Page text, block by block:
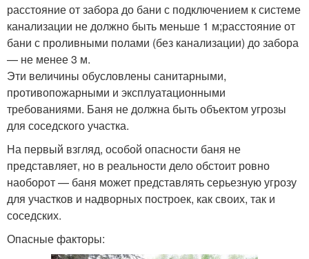
расстояние от забора до бани с подключением к системе
канализации не должно быть меньше 1 м;расстояние от
бани с проливными полами (без канализации) до забора
— не менее 3 м.
Эти величины обусловлены санитарными,
противопожарными и эксплуатационными
требованиями. Баня не должна быть объектом угрозы
для соседского участка.
На первый взгляд, особой опасности баня не
представляет, но в реальности дело обстоит ровно
наоборот — баня может представлять серьезную угрозу
для участков и надворных построек, как своих, так и
соседских.
Опасные факторы: